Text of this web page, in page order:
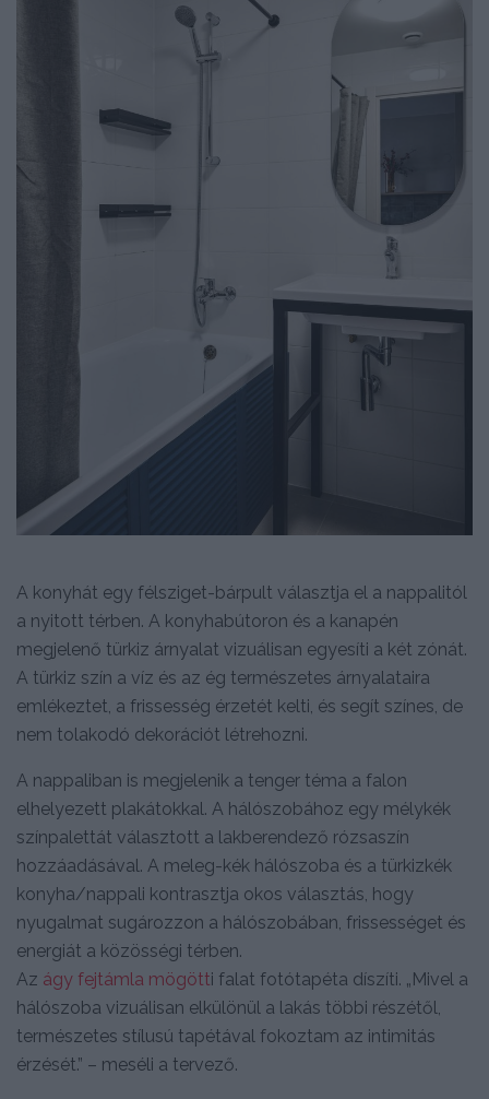
A konyhát egy félsziget-bárpult választja el a nappalitól
a nyitott térben. A konyhabútoron és a kanapén
megjelenő türkiz árnyalat vizuálisan egyesíti a két zónát.
A türkiz szín a víz és az ég természetes árnyalataira
emlékeztet, a frissesség érzetét kelti, és segít színes, de
nem tolakodó dekorációt létrehozni.
A nappaliban is megjelenik a tenger téma a falon
elhelyezett plakátokkal. A hálószobához egy mélykék
színpalettát választott a lakberendező rózsaszín
hozzáadásával. A meleg-kék hálószoba és a türkizkék
konyha/nappali kontrasztja okos választás, hogy
nyugalmat sugározzon a hálószobában, frissességet és
energiát a közösségi térben.
Az ágy fejtámla mögötti falat fotótapéta díszíti. „Mivel a
hálószoba vizuálisan elkülönül a lakás többi részétől,
természetes stílusú tapétával fokoztam az intimitás
érzését.” – meséli a tervező.